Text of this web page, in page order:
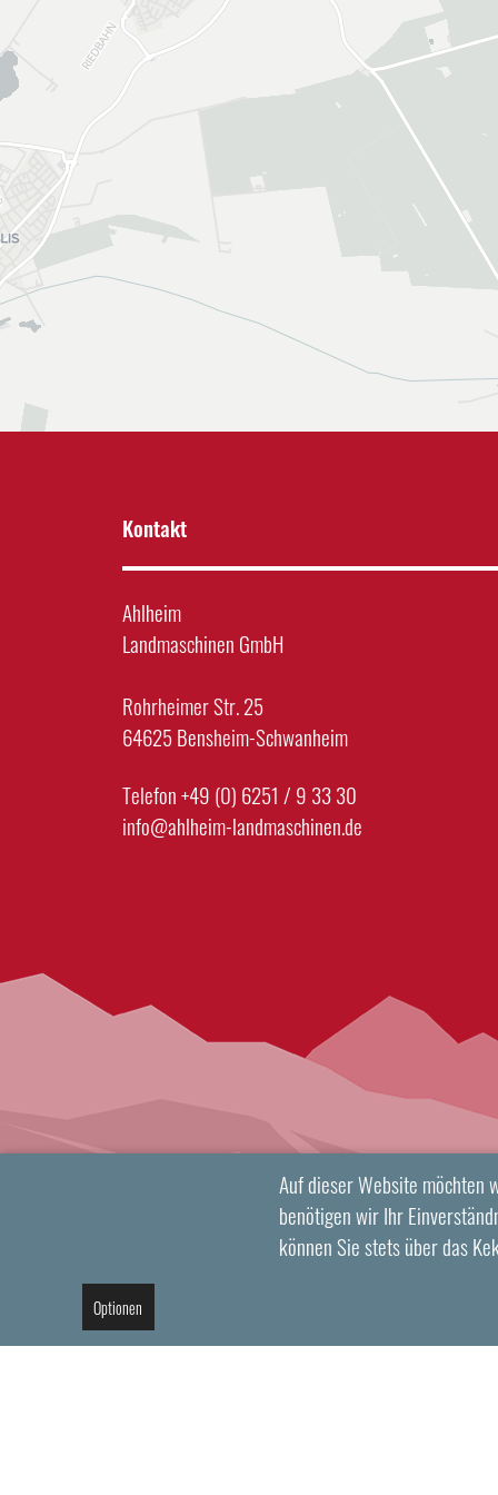
Kontakt
Ahlheim
Landmaschinen GmbH
Rohrheimer Str. 25
64625 Bensheim-Schwanheim
Telefon +49 (0) 6251 / 9 33 30
info@ahlheim-landmaschinen.de
Auf dieser Website möchten
benötigen wir Ihr
können Sie stets über das
Optionen